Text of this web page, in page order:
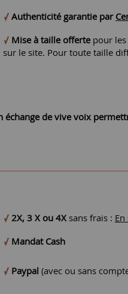
Authenticité garantie par
Mise à taille offertepour les
sur le site. Pour toute taille
de vive voix
2X, 3 X ou 4Xsans frais :
Mandat Cash
Paypal (avec ou sans